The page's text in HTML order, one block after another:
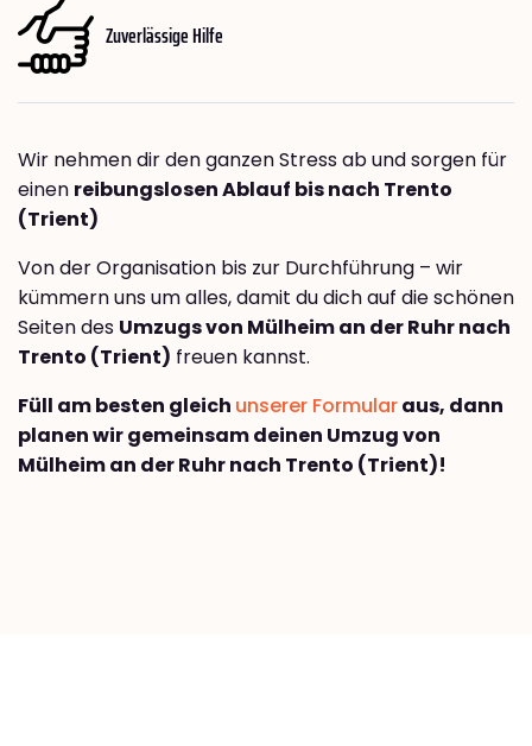
Zuverlässige Hilfe
Wir nehmen dir den ganzen Stress ab und sorgen für
einen reibungslosen Ablauf bis nach Trento
(Trient)
Von der Organisation bis zur Durchführung – wir
kümmern uns um alles, damit du dich auf die schönen
Seiten des Umzugs von Mülheim an der Ruhr nach
Trento (Trient) freuen kannst.
Füll am besten gleich unserer Formularaus, dann
planen wir gemeinsam deinen Umzug von
Mülheim an der Ruhr nach Trento (Trient)!